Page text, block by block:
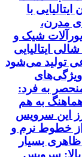
با
مدرن،
شیک و
ایتالیایی
تولید می‌شود
به فرد:
به هم
این سرویس
خطوط نرم و
بسیار
سرویس